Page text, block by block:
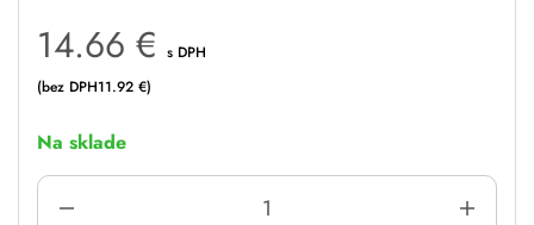
14.66 € s DPH
(bez DPH11.92 €)
Na sklade